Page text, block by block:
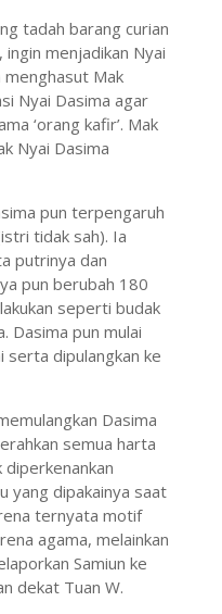
tadah barang curian
menjadikan Nyai
menghasut Mak
Nyai Dasima agar
‘orang kafir’. Mak
Nyai Dasima
pun terpengaruh
tidak sah). Ia
putrinya dan
pun berubah 180
seperti budak
Dasima pun mulai
serta dipulangkan ke
Dasima
semua harta
yang dipakainya saat
ternyata motif
agama, melainkan
Samiun ke
dekat Tuan W.